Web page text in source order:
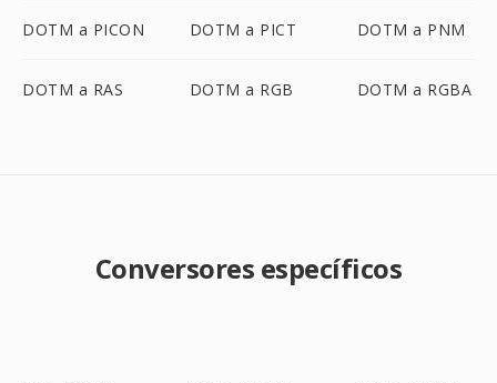
DOTM a PICON DOTM a PICT DOTM a PNM
DOTM a RAS DOTM a RGB DOTM a RGBA
Conversores específicos